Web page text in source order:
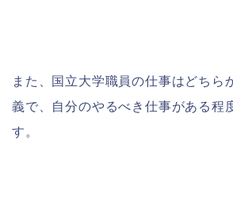
また、国立大学職員の仕事はどちら
義で、自分のやるべき仕事がある程
す。